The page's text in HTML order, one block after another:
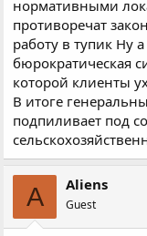
нормативными
противоречат
работу в тупик Ну
бюрократическая
которой клиенты
В итоге
подпиливает под
A Aliens
Guest